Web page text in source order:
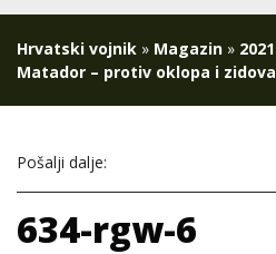
Hrvatski vojnik » Magazin » 2021
Matador – protiv oklopa i zidova
Pošalji dalje:
634-rgw-6